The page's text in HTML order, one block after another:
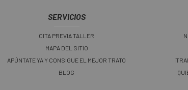
SERVICIOS
CITA PREVIA TALLER
MAPA DEL SITIO
APÚNTATE YA Y CONSIGUE EL MEJOR TRATO
BLOG